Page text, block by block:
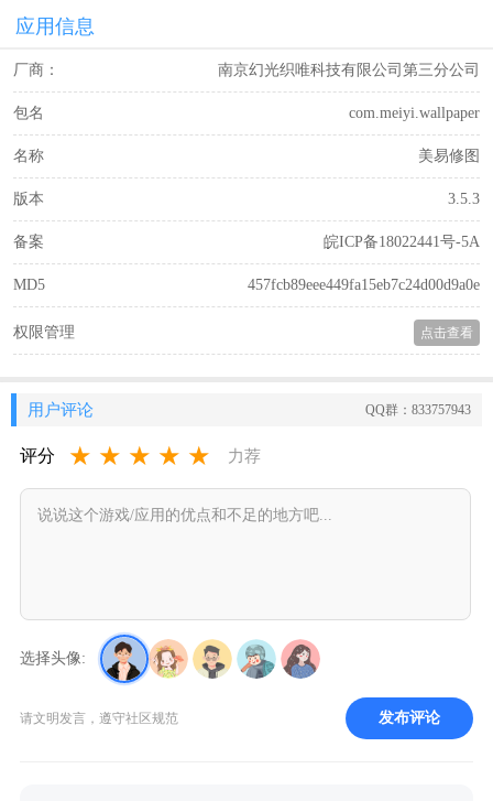
应用信息
厂商： 南京幻光织唯科技有限公司第三分公司
包名 com.meiyi.wallpaper
名称 美易修图
版本 3.5.3
备案 皖ICP备18022441号-5A
MD5 457fcb89eee449fa15eb7c24d00d9a0e
权限管理 点击查看
用户评论 QQ群：833757943
评分 ★ ★ ★ ★ ★ 力荐
选择头像:
请文明发言，遵守社区规范 发布评论